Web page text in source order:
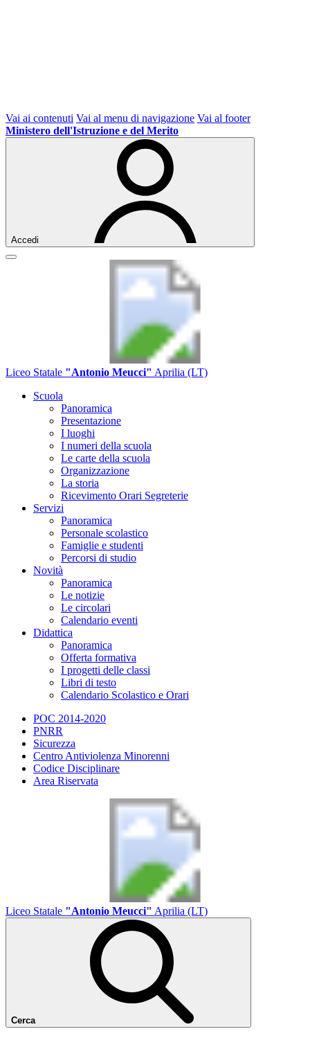
Vai ai contenuti Vai al menu di navigazione Vai al footer
Ministero dell'Istruzione e del Merito
Accedi
Liceo Statale "Antonio Meucci" Aprilia (LT)
Scuola
Panoramica
Presentazione
I luoghi
I numeri della scuola
Le carte della scuola
Organizzazione
La storia
Ricevimento Orari Segreterie
Servizi
Panoramica
Personale scolastico
Famiglie e studenti
Percorsi di studio
Novità
Panoramica
Le notizie
Le circolari
Calendario eventi
Didattica
Panoramica
Offerta formativa
I progetti delle classi
Libri di testo
Calendario Scolastico e Orari
POC 2014-2020
PNRR
Sicurezza
Centro Antiviolenza Minorenni
Codice Disciplinare
Area Riservata
Liceo Statale "Antonio Meucci" Aprilia (LT)
Cerca